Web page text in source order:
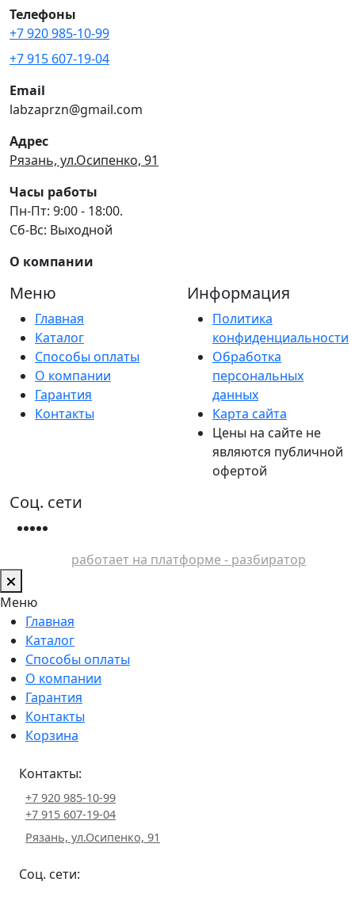
Телефоны
+7 920 985-10-99
+7 915 607-19-04
Email
labzaprzn@gmail.com
Адрес
Рязань, ул.Осипенко, 91
Часы работы
Пн-Пт: 9:00 - 18:00.
Сб-Вс: Выходной
О компании
Меню
Главная
Каталог
Способы оплаты
О компании
Гарантия
Контакты
Информация
Политика
конфиденциальности
Обработка
персональных
данных
Карта сайта
Цены на сайте не
являются публичной
офертой
Соц. сети
работает на платформе - разбиратор
Меню
Главная
Каталог
Способы оплаты
О компании
Гарантия
Контакты
Корзина
Контакты:
+7 920 985-10-99
+7 915 607-19-04
Рязань, ул.Осипенко, 91
Соц. сети: